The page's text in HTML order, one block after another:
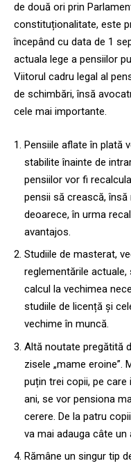
de două ori prin
constituționalitate, este
începând cu data de 1
actuala lege a pensiilor
Viitorul cadru legal al
de schimbări, însă
cele mai importante.
Pensiile aflate în plată
stabilite înainte de
pensiilor vor fi
pensii să crească,
deoarece, în urma
avantajos.
Studiile de masterat,
reglementările
calcul la vechimea
studiile de licență și
vechime în muncă.
Altă noutate pregătită
zisele „mame eroine”.
puțin trei copii, pe
ani, se vor pensiona
cerere. De la patru
va mai adauga câte
Rămâne un singur tip